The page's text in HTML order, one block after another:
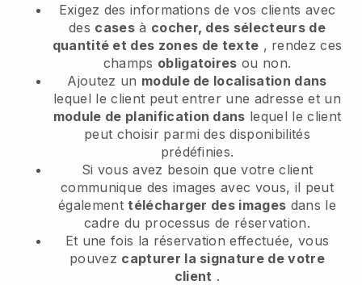
Exigez des informations de vos clients avec
des casesà cocher, des sélecteurs de
quantité et des zones de texte , rendez ces
champs obligatoires ou non.
Ajoutez un module de localisation dans
lequel le client peut entrer une adresse et un
module de planification dans lequel le client
peut choisir parmi des disponibilités
prédéfinies.
Si vous avez besoin que votre client
communique des images avec vous, il peut
égalementtélécharger des images dans le
cadre du processus de réservation.
Et une fois la réservation effectuée, vous
pouvez capturer la signature de votre
client .